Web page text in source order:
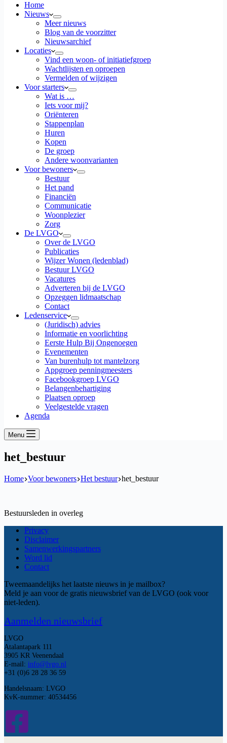
Home
Nieuws
Meer nieuws
Blog van de voorzitter
Nieuwsarchief
Locaties
Vind een woon- of initiatiefgroep
Wachtlijsten en oproepen
Vermelden of wijzigen
Voor starters
Wat is …
Iets voor mij?
Oriënteren
Stappenplan
Huren
Kopen
De groep
Andere woonvarianten
Voor bewoners
Bestuur
Het pand
Financiën
Communicatie
Woonplezier
Zorg
De LVGO
Over de LVGO
Publicaties
Wijzer Wonen (ledenblad)
Bestuur LVGO
Vacatures
Adverteren bij de LVGO
Opzeggen lidmaatschap
Contact
Ledenservice
(Juridisch) advies
Informatie en voorlichting
Eerste Hulp Bij Ongenoegen
Evenementen
Van burenhulp tot mantelzorg
Appgroep penningmeesters
Facebookgroep LVGO
Belangenbehartiging
Plaatsen oproep
Veelgestelde vragen
Agenda
Menu
het_bestuur
Home Voor bewoners Het bestuur het_bestuur
Bestuursleden in overleg
Privacy
Disclaimer
Samenwerkingspartners
Word lid
Contact
Tweemaandelijks het laatste nieuws in je mailbox?
Meld je aan voor de gratis nieuwsbrief van de LVGO (ook voor
niet-leden).
Aanmelden nieuwsbrief
LVGO
Atalantapark 111
3905 KR Veenendaal
E-mail: info@lvgo.nl
+31 (0)6 28 28 36 59
Handelsnaam: LVGO
KvK-nummer: 40534456